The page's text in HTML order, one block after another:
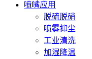
喷嘴应用
脱硫脱硝
喷雾抑尘
工业清洗
加湿降温